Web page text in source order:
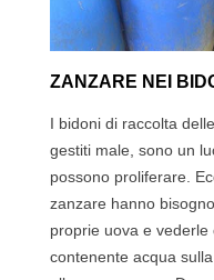
ZANZARE NEI
I bidoni di raccolta
gestiti male, sono un
possono proliferare.
zanzare hanno
proprie uova e
contenente acqua